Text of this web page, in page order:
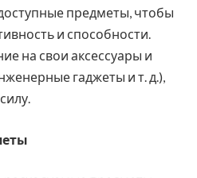
предметы, чтобы
и способности.
на свои аксессуары и
гаджеты и т. д.),